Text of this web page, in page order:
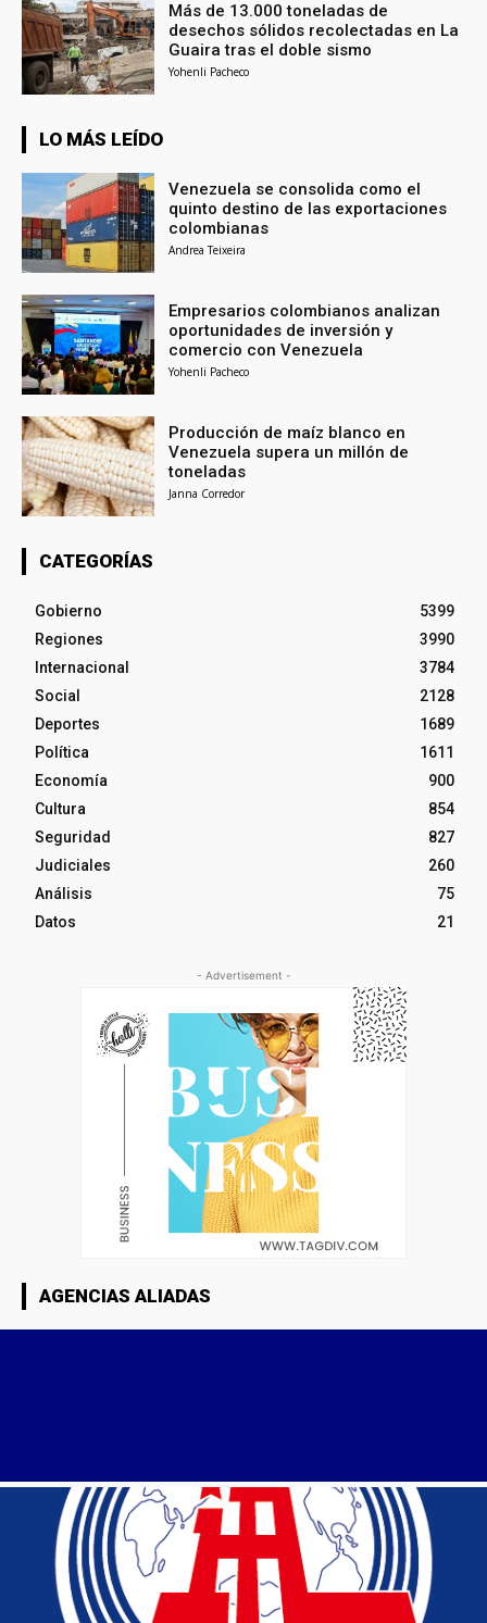
Más de 13.000 toneladas de
desechos sólidos recolectadas en La
Guaira tras el doble sismo
Yohenli Pacheco
LO MÁS LEÍDO
Venezuela se consolida como el
quinto destino de las exportaciones
colombianas
Andrea Teixeira
Empresarios colombianos analizan
oportunidades de inversión y
comercio con Venezuela
Yohenli Pacheco
Producción de maíz blanco en
Venezuela supera un millón de
toneladas
Janna Corredor
CATEGORÍAS
Gobierno
5399
Regiones
3990
Internacional
3784
Social
2128
Deportes
1689
Política
1611
Economía
900
Cultura
854
Seguridad
827
Judiciales
260
Análisis
75
Datos
21
- Advertisement -
AGENCIAS ALIADAS